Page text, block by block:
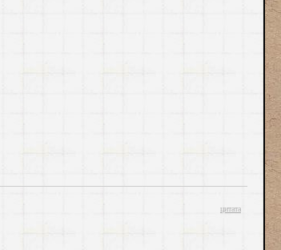
цитата